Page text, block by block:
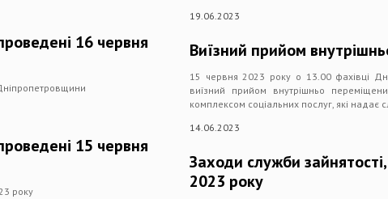
16 червня
15 червня
року
19.06.2023
Виїзний прийом
15 червня 2023 року о 13.00 фахівці
виїзний прийом внутрішньо
комплексом соціальних послуг, які надає
14.06.2023
Заходи служби
2023 року